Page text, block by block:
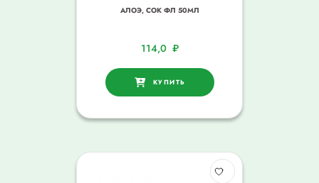
АЛОЭ, СОК ФЛ 50МЛ
114,0 ₽
КУПИТЬ